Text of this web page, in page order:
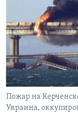
Пожар на
Украина,